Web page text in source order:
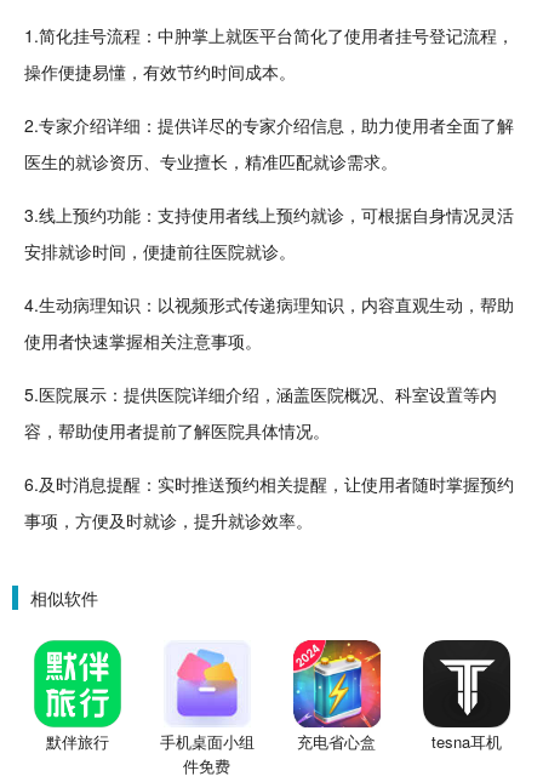
1.简化挂号流程：中肿掌上就医平台简化了使用者挂号登记流程，
操作便捷易懂，有效节约时间成本。
2.专家介绍详细：提供详尽的专家介绍信息，助力使用者全面了解
医生的就诊资历、专业擅长，精准匹配就诊需求。
3.线上预约功能：支持使用者线上预约就诊，可根据自身情况灵活
安排就诊时间，便捷前往医院就诊。
4.生动病理知识：以视频形式传递病理知识，内容直观生动，帮助
使用者快速掌握相关注意事项。
5.医院展示：提供医院详细介绍，涵盖医院概况、科室设置等内
容，帮助使用者提前了解医院具体情况。
6.及时消息提醒：实时推送预约相关提醒，让使用者随时掌握预约
事项，方便及时就诊，提升就诊效率。
相似软件
默伴旅行
手机桌面小组
件免费
充电省心盒 tesna耳机